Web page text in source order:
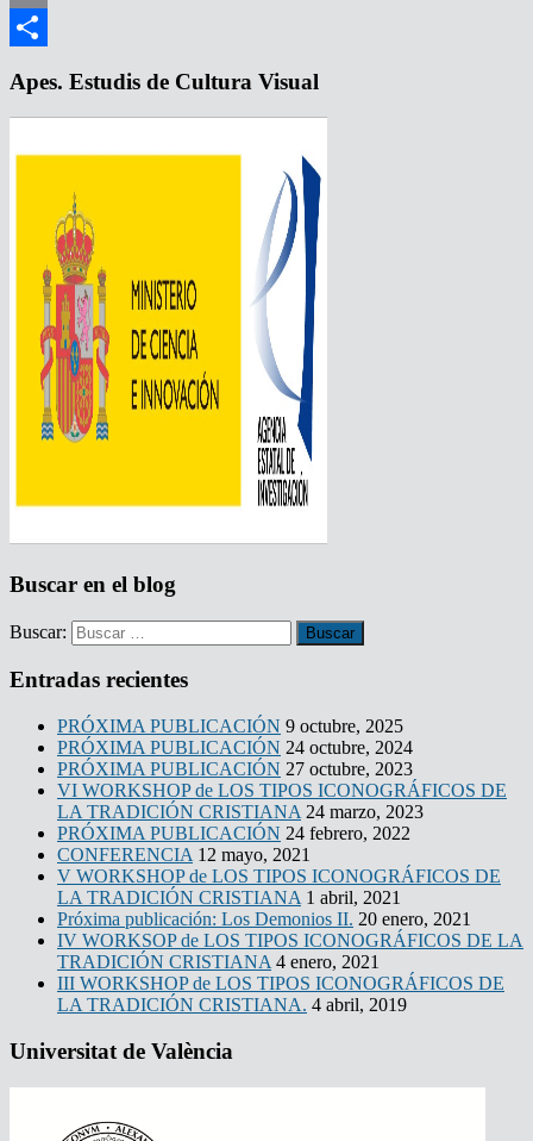
Email
Apes. Estudis de Cultura Visual
Buscar en el blog
Buscar:
Entradas recientes
PRÓXIMA PUBLICACIÓN 9 octubre, 2025
PRÓXIMA PUBLICACIÓN 24 octubre, 2024
PRÓXIMA PUBLICACIÓN 27 octubre, 2023
VI WORKSHOP de LOS TIPOS ICONOGRÁFICOS DE
LA TRADICIÓN CRISTIANA 24 marzo, 2023
PRÓXIMA PUBLICACIÓN 24 febrero, 2022
CONFERENCIA 12 mayo, 2021
V WORKSHOP de LOS TIPOS ICONOGRÁFICOS DE
LA TRADICIÓN CRISTIANA 1 abril, 2021
Próxima publicación: Los Demonios II. 20 enero, 2021
IV WORKSOP de LOS TIPOS ICONOGRÁFICOS DE LA
TRADICIÓN CRISTIANA 4 enero, 2021
III WORKSHOP de LOS TIPOS ICONOGRÁFICOS DE
LA TRADICIÓN CRISTIANA. 4 abril, 2019
Universitat de València